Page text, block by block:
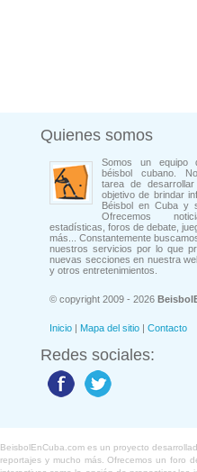
Quienes somos
Somos un equipo
béisbol cubano.
tarea de
objetivo de brindar
Béisbol en Cuba y
Ofrecemos
estadísticas, foros de debate,
más... Constantemente
nuestros servicios por lo que
nuevas secciones en nuestra
y otros entretenimientos.
© copyright 2009 - 2026
Inicio | Mapa del sitio | Contacto
Redes sociales:
BeisbolEnCuba.com es un proyecto
reportajes y mucho más. Ofrecemos un foro